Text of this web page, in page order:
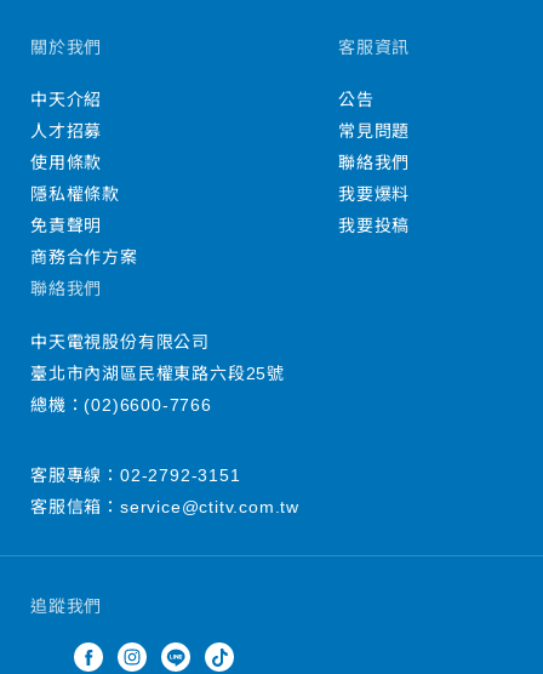
追蹤我們
關於我們
中天介紹
人才招募
使用條款
隱私權條款
免責聲明
商務合作方案
客服資訊
公告
常見問題
聯絡我們
我要爆料
我要投稿
聯絡我們
中天電視股份有限公司
臺北市內湖區民權東路六段25號
總機：(02)6600-7766
客服專線： 02-2792-3151
客服信箱： service@ctitv.com.tw